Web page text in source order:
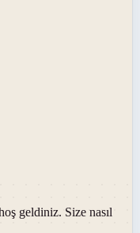
geldiniz. Size nasıl